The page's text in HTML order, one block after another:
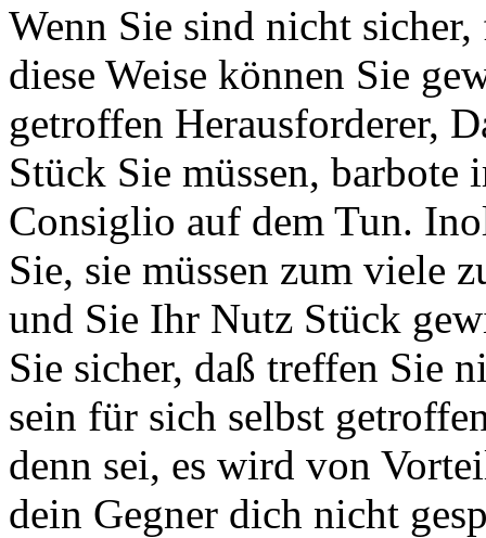
Wenn Sie sind nicht
diese Weise können Sie
getroffen Herausforderer,
Stück Sie müssen, barbote
Consiglio auf dem Tun.
Sie, sie müssen zum viele
und Sie Ihr Nutz Stück
Sie sicher, daß treffen Sie
sein für sich selbst
denn sei, es wird von
dein Gegner dich nicht